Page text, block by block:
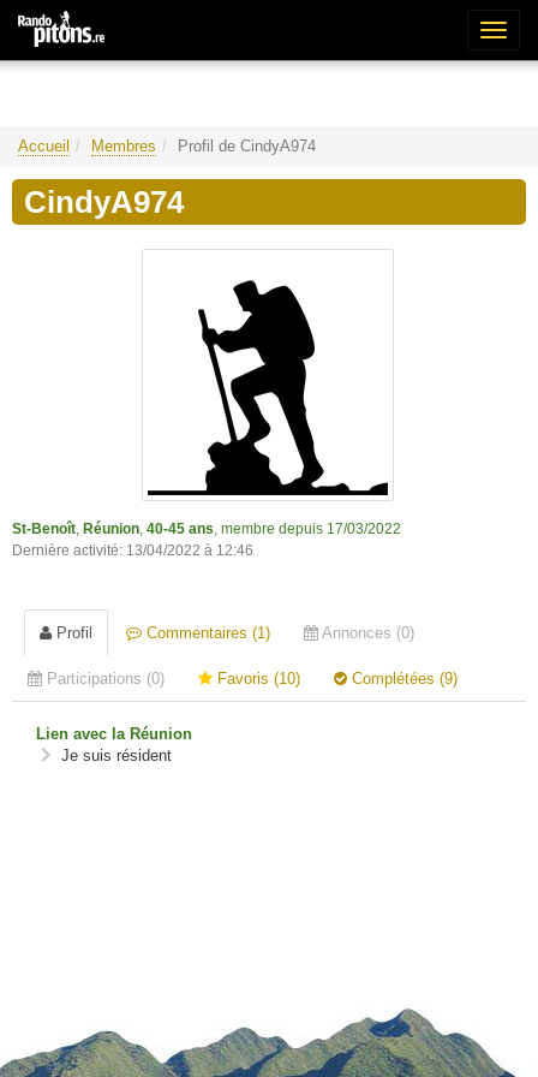
Accueil Membres Profil de CindyA974
CindyA974
St-Benoît Réunion 40-45 ans , membre depuis 17/03/2022
Dernière activité: 13/04/2022 à 12:46
Profil Commentaires (1) Annonces (0)
Participations (0) Favoris (10) Complétées (9)
Lien avec la Réunion
Je suis résident